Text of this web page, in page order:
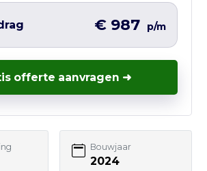
nog dezelfde werkdag.
€ 987 p/m
offerte aanvragen ➜
Bouwjaar
2024